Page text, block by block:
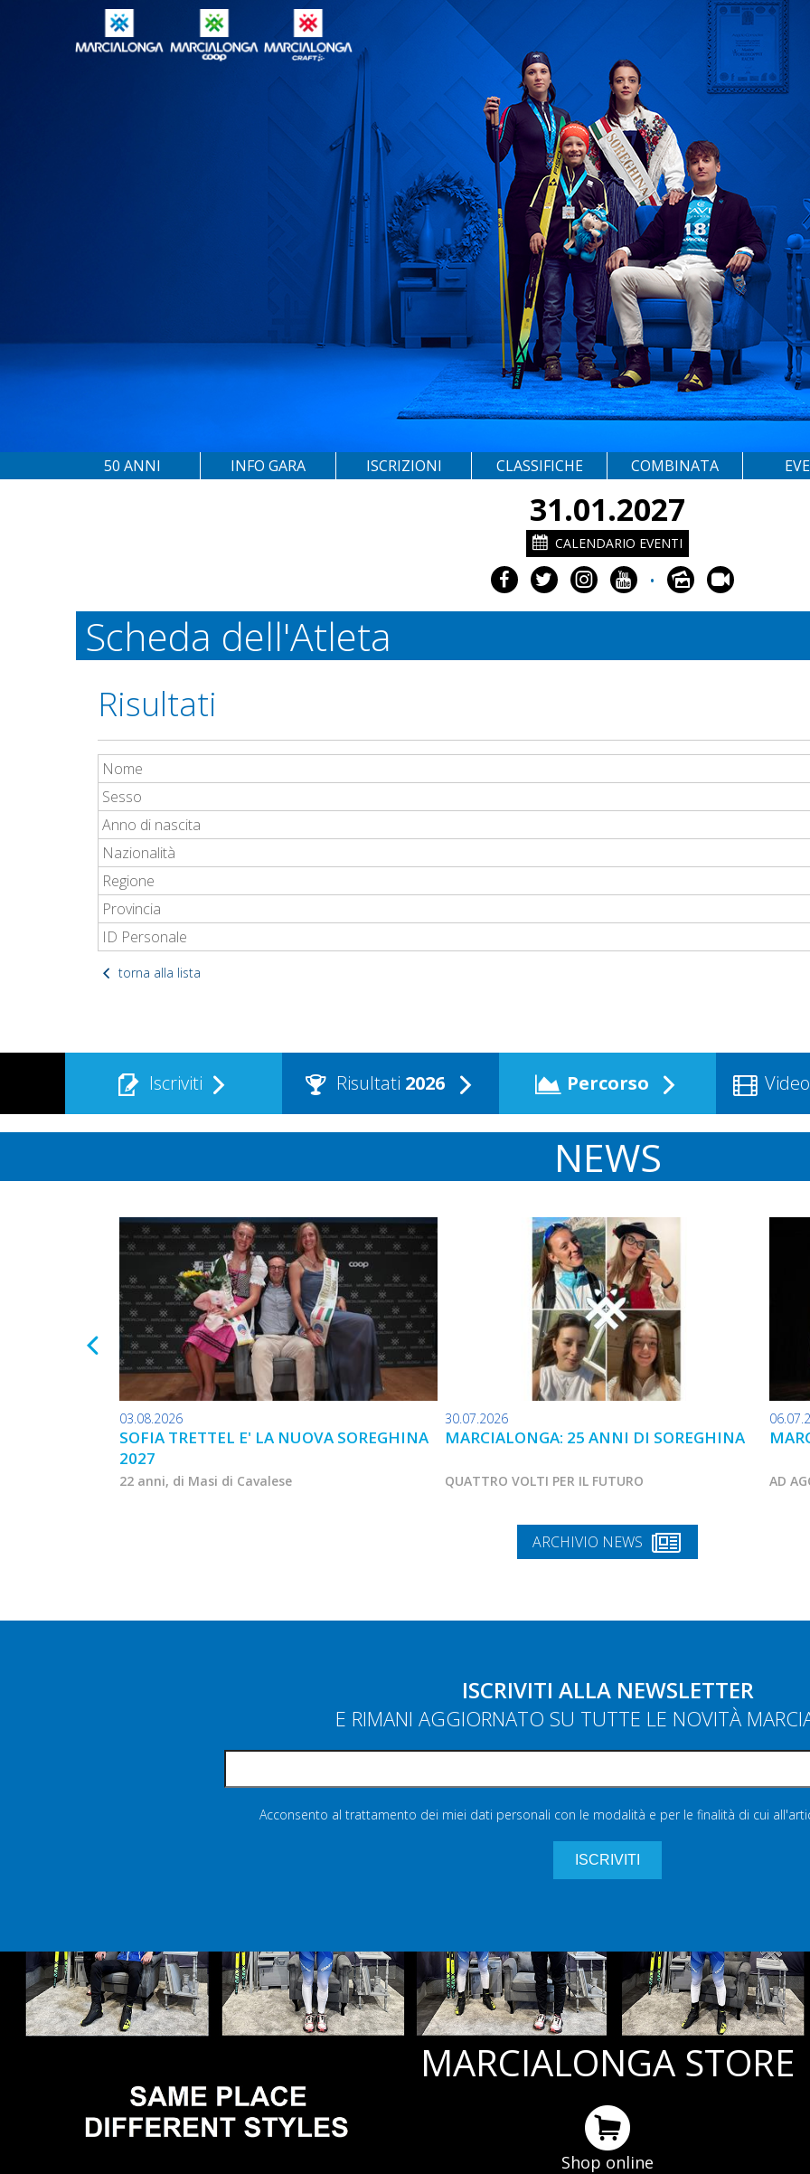
50 ANNI INFO GARA ISCRIZIONI CLASSIFICHE COMBINATA
31.01.2027
CALENDARIO EVENTI
•
Scheda dell'Atleta
Risultati
Nome
Sesso
Anno di nascita
Nazionalità
Regione
Provincia
ID Personale
torna alla lista
Iscriviti Risultati 2026 Percorso Video
NEWS
03.08.2026
SOFIA TRETTEL E' LA NUOVA SOREGHINA
2027
22 anni, di Masi di Cavalese
30.07.2026
MARCIALONGA: 25 ANNI DI SOREGHINA
QUATTRO VOLTI PER IL FUTURO AD
ARCHIVIO NEWS
ISCRIVITI ALLA NEWSLETTER
E RIMANI AGGIORNATO SU TUTTE LE NOVITÀ
Acconsento al trattamento dei miei dati personali con le modalità e per le finalità di cui
MARCIALONGA STORE
Shop online